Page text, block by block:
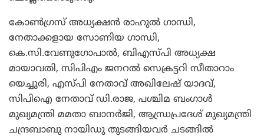
കോണ്‍ഗ്രസ് അധ്യക്ഷന്‍ രാഹുല്‍ ഗാന്ധി,
നേതാക്കളായ സോണിയ ഗാന്ധി,
കെ.സി.വേണുഗോപാല്‍, ബിഎസ്പി അധ്യക്ഷ
മായാവതി, സിപിഎം ജനറല്‍ സെക്രട്ടറി സീതാറാം
യെച്ചൂരി, എസ്പി നേതാവ് അഖിലേഷ് യാദവ്,
സിപിഐ നേതാവ് ഡി.രാജ, പശ്ചിമ ബംഗാള്‍
മുഖ്യമന്ത്രി മമതാ ബാനര്‍ജി, ആന്ധ്രപ്രദേശ് മുഖ്യമന്ത്രി
ചന്ദ്രബാബു നായിഡു തുടങ്ങിയവര്‍ ചടങ്ങില്‍